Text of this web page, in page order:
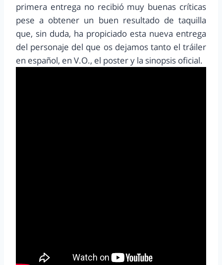
primera entrega no recibió muy buenas críticas
pese a obtener un buen resultado de taquilla
que, sin duda, ha propiciado esta nueva entrega
del personaje del que os dejamos tanto el tráiler
en español, en V.O., el poster y la sinopsis oficial.